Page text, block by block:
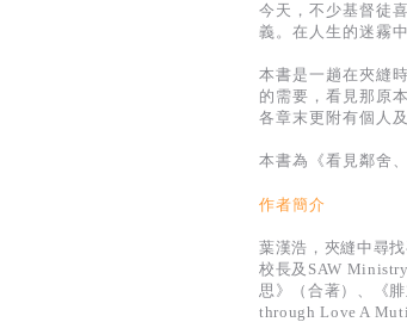
今天，不少基督徒
義。在人生的迷霧
本書是一趟在夾縫
的需要，看見那原
各章末更附有個人
本書為《看見鄰舍
作者簡介
葉漢浩，夾縫中尋
校長及SAW
思》（合著）、《
through Love A